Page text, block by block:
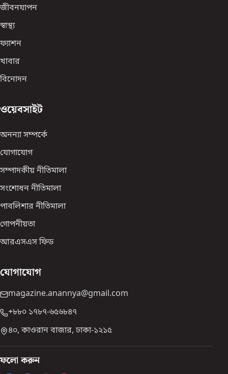
জীবনযাপন
স্বাস্থ্য
ফ্যাশন
খাবার
বিনোদন
ওয়েবসাইট
অনন্যা সম্পর্কে
যোগাযোগ
সম্পাদকীয় নীতিমালা
সংশোধন নীতিমালা
পাবলিশার নীতিমালা
গোপনীয়তা
আরএসএস ফিড
যোগাযোগ
magazine.anannya@gmail.com
+৮৮০ ১৭৮৭-৬৫৬৮৪৭
৪০, কাওরান বাজার, ঢাকা-১২১৫
ফলো করুন